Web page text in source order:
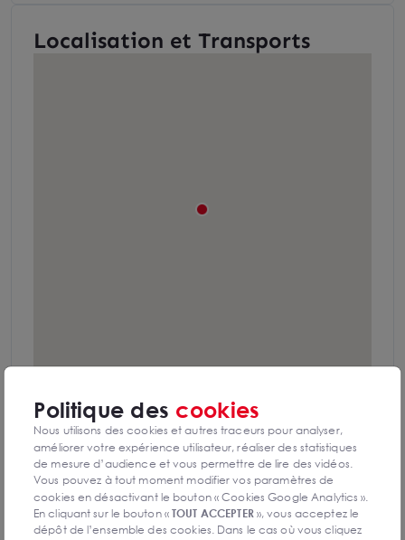
Localisation et Transports
DPE & GES
Diagnostic de performance énergétique
Politique des cookies
Nous utilisons des cookies et autres traceurs pour analyser,
améliorer votre expérience utilisateur, réaliser des statistiques
de mesure d’audience et vous permettre de lire des vidéos.
Vous pouvez à tout moment modifier vos paramètres de
cookies en désactivant le bouton « Cookies Google Analytics ».
En cliquant sur le bouton «TOUT ACCEPTER», vous acceptez le
dépôt de l’ensemble des cookies. Dans le cas où vous cliquez